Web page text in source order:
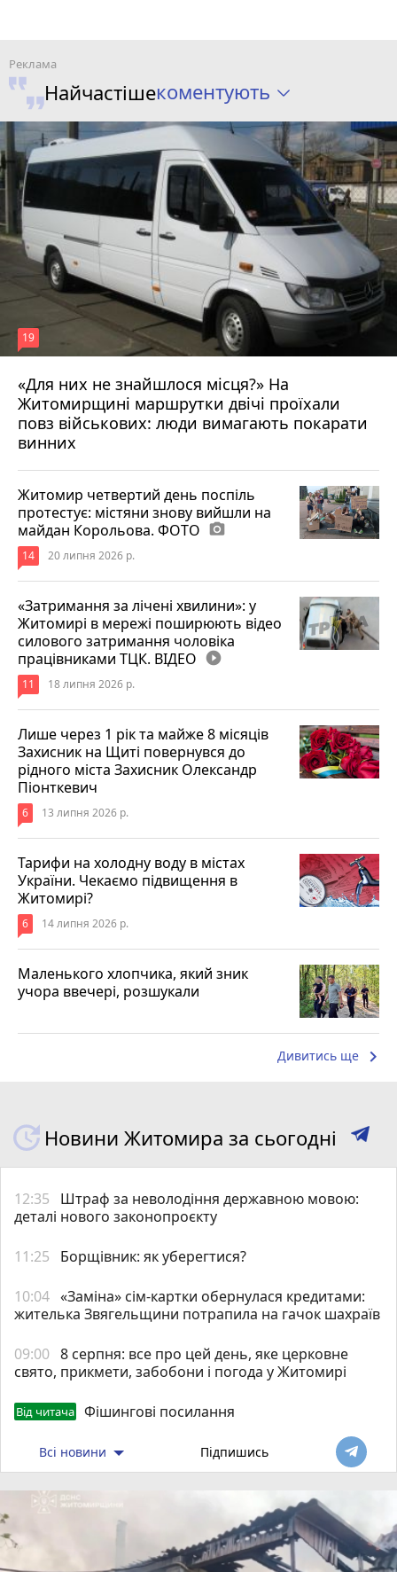
Найчастішекоментують
«Для них не знайшлося місця?» На
Житомирщині маршрутки двічі проїхали
повз військових: люди вимагають покарати
винних
19
17 липня 2026 р.
Житомир четвертий день поспіль
протестує: містяни знову вийшли на
майдан Корольова. ФОТО photo_camera
14 20 липня 2026 р.
«Затримання за лічені хвилини»: у
Житомирі в мережі поширюють відео
силового затримання чоловіка
працівниками ТЦК. ВІДЕО play_circle_filled
11 18 липня 2026 р.
Лише через 1 рік та майже 8 місяців
Захисник на Щиті повернувся до
рідного міста Захисник Олександр
Піонткевич
6 13 липня 2026 р.
Тарифи на холодну воду в містах
України. Чекаємо підвищення в
Житомирі?
6 14 липня 2026 р.
Маленького хлопчика, який зник
учора ввечері, розшукали
Дивитись ще keyboard_arrow_right
Новини Житомира за сьогодні
12:35
Штраф за неволодіння державною мовою:
деталі нового законопроєкту
11:25 Борщівник: як уберегтися?
10:04 «Заміна» сім-картки обернулася кредитами:
жителька Звягельщини потрапила на гачок шахраїв
09:00 8 серпня: все про цей день, яке церковне
свято, прикмети, забобони і погода у Житомирі
Від читача Фішингові посилання
Всі новини Підпишись